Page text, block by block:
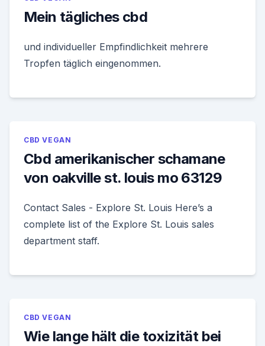
Mein tägliches cbd
und individueller Empfindlichkeit mehrere
Tropfen täglich eingenommen.
CBD VEGAN
Cbd amerikanischer schamane
von oakville st. louis mo 63129
Contact Sales - Explore St. Louis Here’s a
complete list of the Explore St. Louis sales
department staff.
CBD VEGAN
Wie lange hält die toxizität bei